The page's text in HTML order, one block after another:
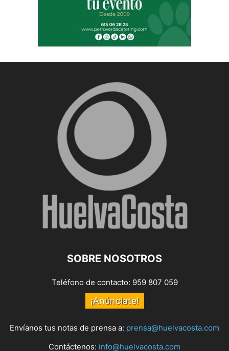
SOBRE NOSOTROS
Teléfono de contacto: 959 807 059
¡Anúnciate!
Envíanos tus notas de prensa a: prensa@huelvacosta.com
Contáctenos: info@huelvacosta.com